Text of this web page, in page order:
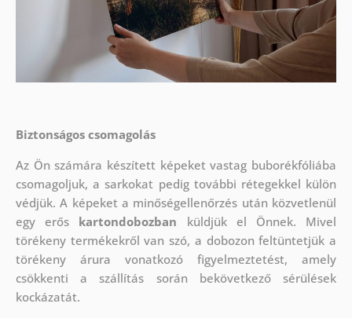
Biztonságos csomagolás
Az Ön számára készített képeket vastag buborékfóliába
csomagoljuk, a sarkokat pedig további rétegekkel külön
védjük.A képeket a minőségellenőrzés után közvetlenül
egy erős kartondobozban küldjük el Önnek. Mivel
törékeny termékekről van szó, a dobozon feltüntetjük a
törékeny árura vonatkozó figyelmeztetést, amely
csökkenti a szállítás során bekövetkező sérülések
kockázatát.